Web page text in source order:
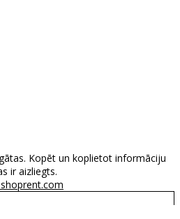
Kopēt un koplietot informāciju
ir aizliegts.